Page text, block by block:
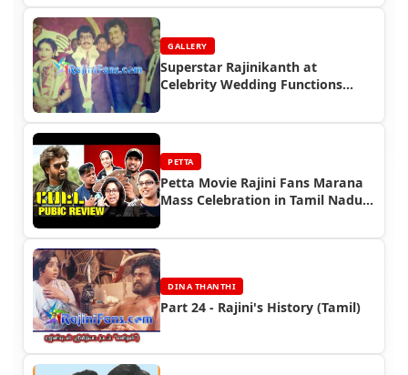
GALLERY
Superstar Rajinikanth at
Celebrity Wedding Functions
PETTA
Petta Movie Rajini Fans Marana
Mass Celebration in Tamil Nadu
DINA THANTHI
Part 24 - Rajini's History (Tamil)